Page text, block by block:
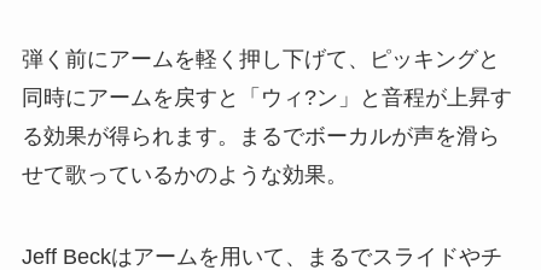
弾く前にアームを軽く押し下げて、ピッキングと
同時にアームを戻すと「ウィ?ン」と音程が上昇す
る効果が得られます。まるでボーカルが声を滑ら
せて歌っているかのような効果。
Jeff Beckはアームを用いて、まるでスライドやチ